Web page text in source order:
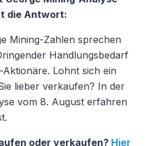
die Antwort:
Mining-Zahlen sprechen
Handlungsbedarf
Lohnt sich ein
lieber verkaufen? In der
vom 8. August erfahren
oder verkaufen? Hier